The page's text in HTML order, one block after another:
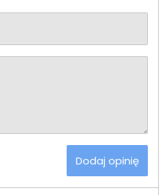
Dodaj opinię